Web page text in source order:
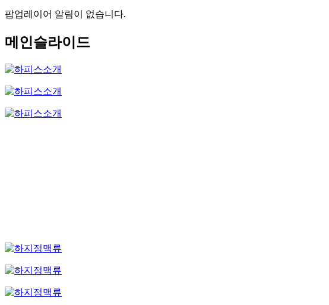
팝업레이어 알림이 없습니다.
메인슬라이드